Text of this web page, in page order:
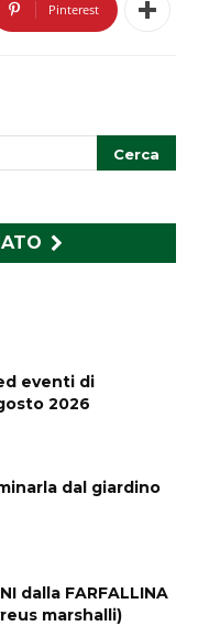
Pinterest
eventi di
2026
dal giardino
dalla FARFALLINA
marshalli)